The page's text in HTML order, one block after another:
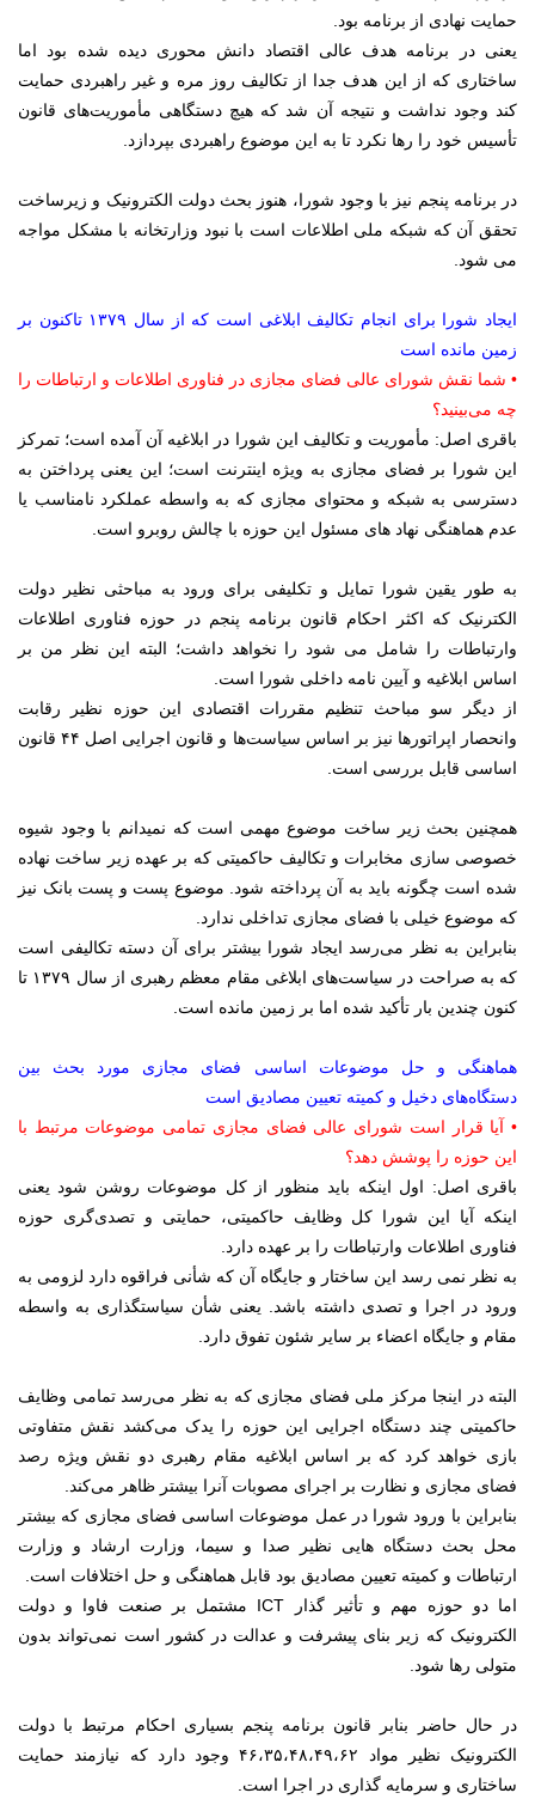
حمایت نهادی از برنامه بود.
یعنی در برنامه هدف عالی اقتصاد دانش محوری دیده شده بود اما
ساختاری که از این هدف جدا از تکالیف روز مره و غیر راهبردی حمایت
کند وجود نداشت و نتیجه آن شد که هیچ دستگاهی مأموریت‌های قانون
تأسیس خود را رها نکرد تا به این موضوع راهبردی بپردازد.
در برنامه پنجم نیز با وجود شورا، هنوز بحث دولت الکترونیک و زیرساخت
تحقق آن که شبکه ملی اطلاعات است با نبود وزارتخانه با مشکل مواجه
می شود.
ایجاد شورا برای انجام تکالیف ابلاغی است که از سال ۱۳۷۹ تاکنون بر
زمین مانده است
• شما نقش شورای عالی فضای مجازی در فناوری اطلاعات و ارتباطات را
چه می‌بینید؟
باقری اصل: مأموریت و تکالیف این شورا در ابلاغیه آن آمده است؛ تمرکز
این شورا بر فضای مجازی به ویژه اینترنت است؛ این یعنی پرداختن به
دسترسی به شبکه و محتوای مجازی که به واسطه عملکرد نامناسب یا
عدم هماهنگی نهاد های مسئول این حوزه با چالش روبرو است.
به طور یقین شورا تمایل و تکلیفی برای ورود به مباحثی نظیر دولت
الکترنیک که اکثر احکام قانون برنامه پنجم در حوزه فناوری اطلاعات
وارتباطات را شامل می شود را نخواهد داشت؛ البته این نظر من بر
اساس ابلاغیه و آیین نامه داخلی شورا است.
از دیگر سو مباحث تنظیم مقررات اقتصادی این حوزه نظیر رقابت
وانحصار اپراتورها نیز بر اساس سیاست‌ها و قانون اجرایی اصل ۴۴ قانون
اساسی قابل بررسی است.
همچنین بحث زیر ساخت موضوع مهمی است که نمیدانم با وجود شیوه
خصوصی سازی مخابرات و تکالیف حاکمیتی که بر عهده زیر ساخت نهاده
شده است چگونه باید به آن پرداخته شود. موضوع پست و پست بانک نیز
که موضوع خیلی با فضای مجازی تداخلی ندارد.
بنابراین به نظر می‌رسد ایجاد شورا بیشتر برای آن دسته تکالیفی است
که به صراحت در سیاست‌های ابلاغی مقام معظم رهبری از سال ۱۳۷۹ تا
کنون چندین بار تأکید شده اما بر زمین مانده است.
هماهنگی و حل موضوعات اساسی فضای مجازی مورد بحث بین
دستگاه‌های دخیل و کمیته تعیین مصادیق است
• آیا قرار است شورای عالی فضای مجازی تمامی موضوعات مرتبط با
این حوزه را پوشش دهد؟
باقری اصل: اول اینکه باید منظور از کل موضوعات روشن شود یعنی
اینکه آیا این شورا کل وظایف حاکمیتی، حمایتی و تصدی‌گری حوزه
فناوری اطلاعات وارتباطات را بر عهده دارد.
به نظر نمی رسد این ساختار و جایگاه آن که شأنی فراقوه دارد لزومی به
ورود در اجرا و تصدی داشته باشد. یعنی شأن سیاستگذاری به واسطه
مقام و جایگاه اعضاء بر سایر شئون تفوق دارد.
البته در اینجا مرکز ملی فضای مجازی که به نظر می‌رسد تمامی وظایف
حاکمیتی چند دستگاه اجرایی این حوزه را یدک می‌کشد نقش متفاوتی
بازی خواهد کرد که بر اساس ابلاغیه مقام رهبری دو نقش ویژه رصد
فضای مجازی و نظارت بر اجرای مصوبات آنرا بیشتر ظاهر می‌کند.
بنابراین با ورود شورا در عمل موضوعات اساسی فضای مجازی که بیشتر
محل بحث دستگاه هایی نظیر صدا و سیما، وزارت ارشاد و وزارت
ارتباطات و کمیته تعیین مصادیق بود قابل هماهنگی و حل اختلافات است.
اما دو حوزه مهم و تأثیر گذار ICT مشتمل بر صنعت فاوا و دولت
الکترونیک که زیر بنای پیشرفت و عدالت در کشور است نمی‌تواند بدون
متولی رها شود.
در حال حاضر بنابر قانون برنامه پنجم بسیاری احکام مرتبط با دولت
الکترونیک نظیر مواد ۴۶،۳۵،۴۸،۴۹،۶۲ وجود دارد که نیازمند حمایت
ساختاری و سرمایه گذاری در اجرا است.